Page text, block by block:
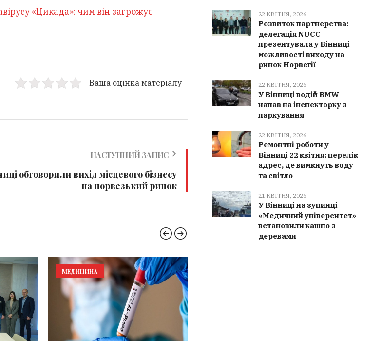
«Цикада»: чим він загрожує
Ваша оцінка матеріалу
НАСТУПНИЙ ЗАПИС
обговорили вихід місцевого бізнесу
на норвезький ринок
МЕДИЦИНА
22 КВІТНЯ, 2026
Розвиток партнерства:
делегація NUCC
презентувала у Вінниці
можливості виходу на
ринок Норвегії
22 КВІТНЯ, 2026
У Вінниці водій BMW
напав на інспекторку з
паркування
22 КВІТНЯ, 2026
Ремонтні роботи у
Вінниці 22 квітня: перелік
адрес, де вимкнуть воду
та світло
21 КВІТНЯ, 2026
У Вінниці на зупинці
«Медичний університет»
встановили кашпо з
деревами